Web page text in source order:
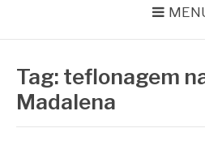
Tag: teflonagem
Madalena